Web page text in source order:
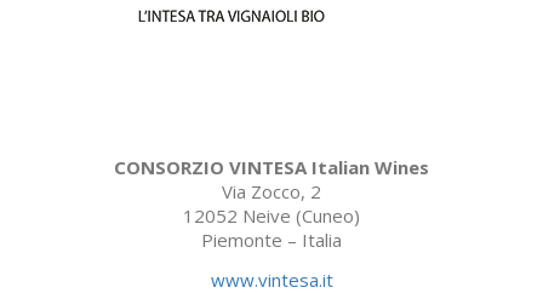
CONSORZIO VINTESA Italian Wines
Via Zocco, 2
12052 Neive (Cuneo)
Piemonte – Italia
www.vintesa.it